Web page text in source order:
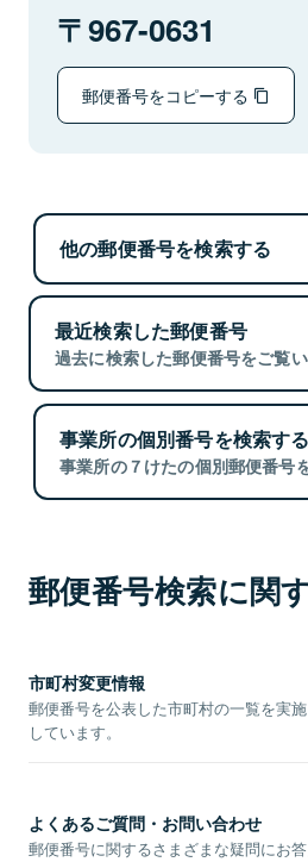
967-0631
郵便番号をコピーする
他の郵便番号を検索する
最近検索した郵便番号
過去に検索した郵便番号をご覧い
事業所の個別番号を検索する
事業所の７けたの個別郵便番号
郵便番号検索に関
市町村変更情報
郵便番号を公表した市町村の一覧を実
しています。
よくあるご質問・お問い合わせ
郵便番号に関するさまざまな疑問にお答